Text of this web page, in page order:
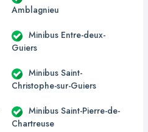
Amblagnieu
Minibus Entre-deux-
Guiers
Minibus Saint-
Christophe-sur-Guiers
Minibus Saint-Pierre-de-
Chartreuse